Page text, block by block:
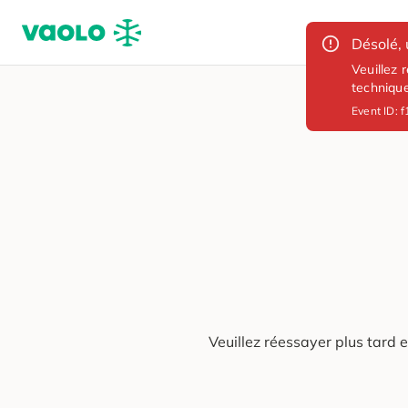
Désolé,
Veuillez
Event ID:
Veuillez réessayer plus tard